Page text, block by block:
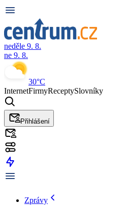
neděle 9. 8.
ne 9. 8.
30°C
InternetFirmyReceptySlovníky
Přihlášení
Zprávy